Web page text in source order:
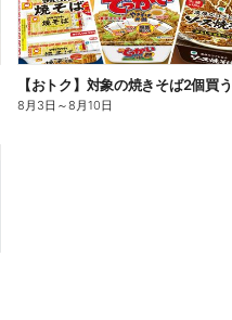
8月3日 ～8月10日